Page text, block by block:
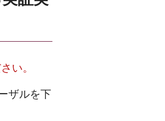
い。
ザルを下